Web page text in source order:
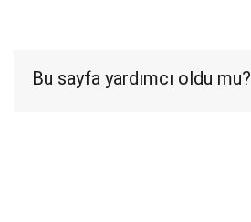
Bu sayfa yardımcı oldu mu?